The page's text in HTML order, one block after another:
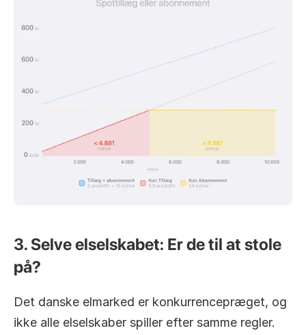
3. Selve elselskabet: Er de til at stole
på?
Det danske elmarked er konkurrencepræget, og
ikke alle elselskaber spiller efter samme regler.